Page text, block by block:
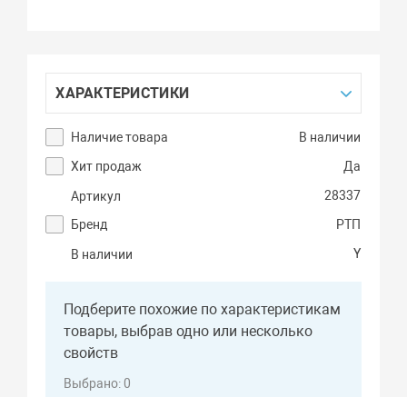
ХАРАКТЕРИСТИКИ
Наличие товара
В наличии
Хит продаж
Да
Артикул
28337
Бренд
РТП
В наличии Y
Подберите похожие по характеристикам
товары, выбрав одно или несколько
свойств
Выбрано:0